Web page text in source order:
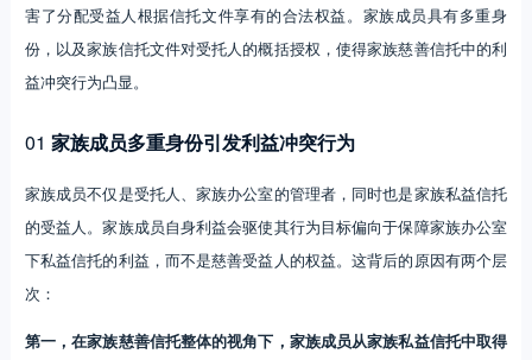
害了分配受益人根据信托文件享有的合法权益。家族成员具有多重身
份，以及家族信托文件对受托人的概括授权，使得家族慈善信托中的利
益冲突行为凸显。
01 家族成员多重身份引发利益冲突行为
家族成员不仅是受托人、家族办公室的管理者，同时也是家族私益信托
的受益人。家族成员自身利益会驱使其行为目标偏向于保障家族办公室
下私益信托的利益，而不是慈善受益人的权益。这背后的原因有两个层
次：
第一，在家族慈善信托整体的视角下，家族成员从家族私益信托中取得